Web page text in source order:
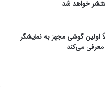
خواهد شد
اولین گوشی مجهز به نمایشگر
می‌کند